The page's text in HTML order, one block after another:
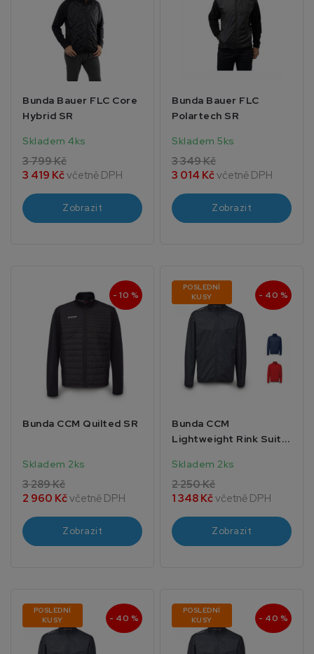
Bunda Bauer FLC Core
Hybrid SR
Skladem 4ks
3 799 Kč
3 419 Kčvčetně DPH
Zobrazit
Bunda Bauer FLC
Polartech SR
Skladem 5ks
3 349 Kč
3 014 Kčvčetně DPH
Zobrazit
- 10 %
Bunda CCM Quilted SR
Skladem 2ks
3 289 Kč
2 960 Kčvčetně DPH
Zobrazit
POSLEDNÍ
KUSY
- 40 %
Bunda CCM
Lightweight Rink Suit
Skladem 2ks
2 250 Kč
1 348 Kčvčetně DPH
Zobrazit
POSLEDNÍ
KUSY
- 40 %
POSLEDNÍ
KUSY
- 40 %